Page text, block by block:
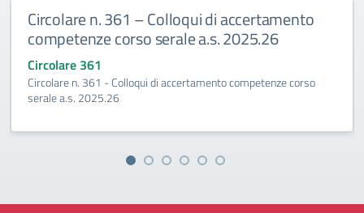
di accertamento
a.s. 2025.26
competenze corso
Circolare n. 360
2027
Esami integrativi A.S.2026-